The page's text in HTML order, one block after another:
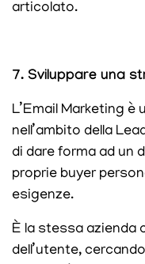
articolato.
7. Sviluppare una
L’Email Marketing
nell’ambito della
di dare forma ad un
proprie buyer
esigenze.
È la stessa azienda
dell’utente,